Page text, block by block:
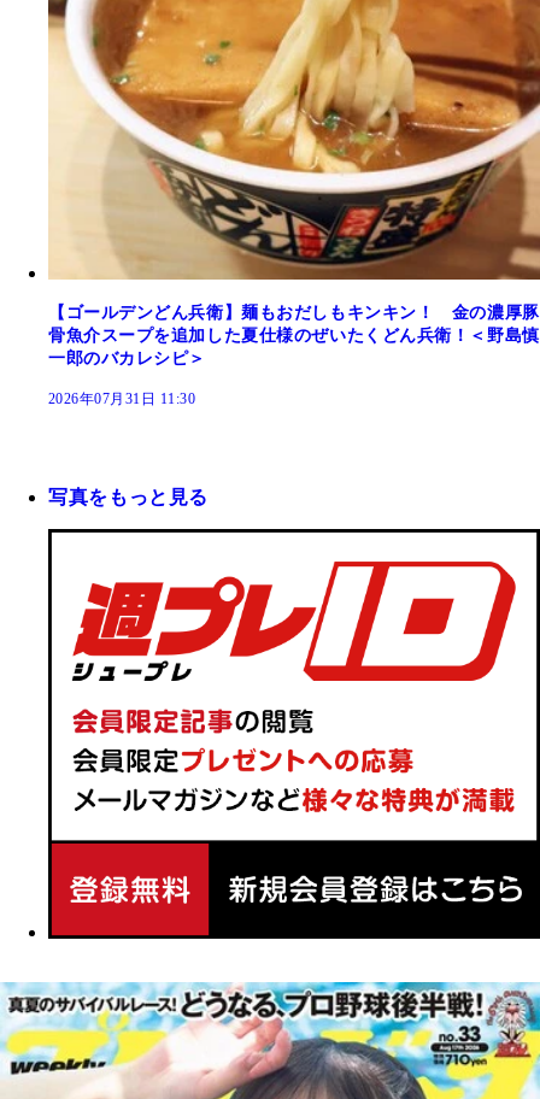
【ゴールデンどん兵衛】麺もおだしもキンキン！ 金の濃厚豚
骨魚介スープを追加した夏仕様のぜいたくどん兵衛！＜野島慎
一郎のバカレシピ＞
2026年07月31日 11:30
写真をもっと見る